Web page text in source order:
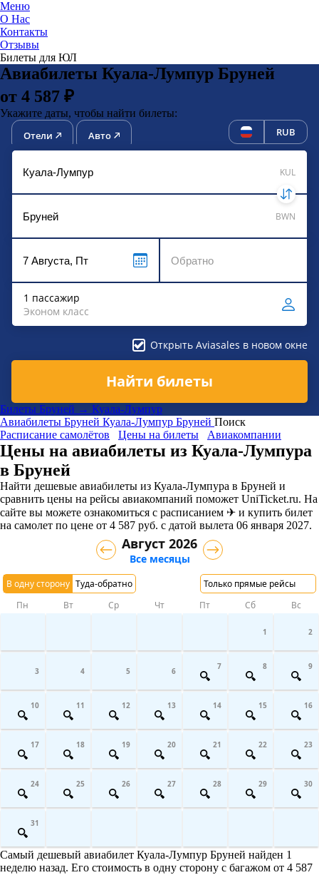
Меню
О Нас
Контакты
Отзывы
Билеты для ЮЛ
Авиабилеты Куала-Лумпур Бруней
от 4 587 ₽
Укажите даты, чтобы найти билеты:
Отели Авто RUB
KUL
BWN
1 пассажир
Эконом класс
Открыть Aviasales в новом окне
Найти билеты
Билеты Бруней → Куала-Лумпур
Авиабилеты Бруней Куала-Лумпур Бруней Поиск
Расписание самолётов
Цены на билеты Авиакомпании
Цены на авиабилеты из Куала-Лумпура
в Бруней
Найти дешевые авиабилеты из Куала-Лумпура в Бруней и
сравнить цены на рейсы авиакомпаний поможет UniTicket.ru. На
сайте вы можете ознакомиться с расписанием ✈ и купить билет
на самолет по цене от 4 587 руб. с датой вылета 06 января 2027.
В одну сторону Туда-обратно Только прямые рейсы
Август 2026
Все месяцы
Пн Вт Ср Чт Пт Сб Вс
1 2
3 4 5 6 7 8 9
10 11 12 13 14 15 16
17 18 19 20 21 22 23
24 25 26 27 28 29 30
31
Самый дешевый авиабилет Куала-Лумпур Бруней найден 1
неделю назад. Его стоимость в одну сторону с багажом от 4 587